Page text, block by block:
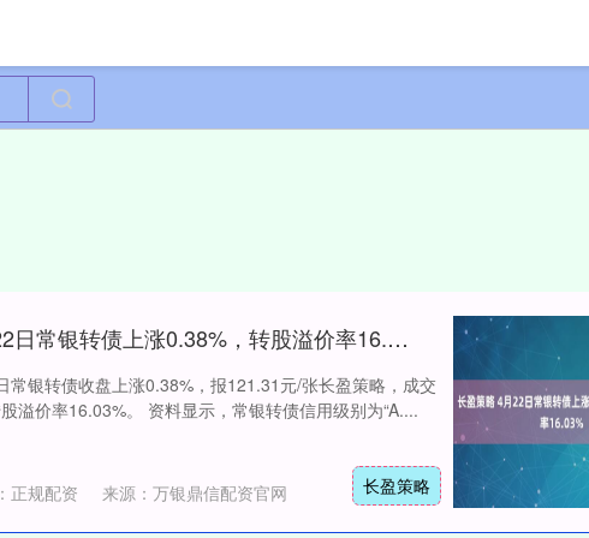
长盈策略 4月22日常银转债上涨0.38%，转股溢价率16.03%
常银转债收盘上涨0.38%，报121.31元/张长盈策略，成交
溢价率16.03%。 资料显示，常银转债信用级别为“A....
长盈策略
来源：万银鼎信配资官网
正规配资